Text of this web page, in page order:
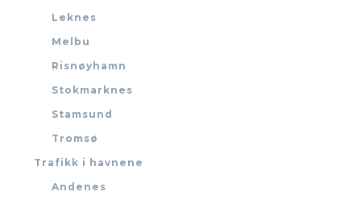
Leknes
Melbu
Risnøyhamn
Stokmarknes
Stamsund
Tromsø
Trafikk i havnene
Andenes